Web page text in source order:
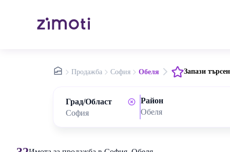
nav.home
Продажба София Обеля Запази
Град/Област
Район
Обеля